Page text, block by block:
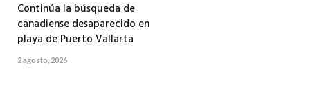
Continúa la búsqueda de
canadiense desaparecido en
playa de Puerto Vallarta
2 agosto, 2026